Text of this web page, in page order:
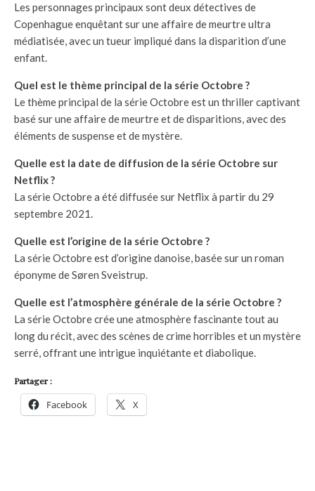
Les personnages principaux sont deux détectives de
Copenhague enquêtant sur une affaire de meurtre ultra
médiatisée, avec un tueur impliqué dans la disparition d’une
enfant.
Quel est le thème principal de la série Octobre ?
Le thème principal de la série Octobre est un thriller captivant
basé sur une affaire de meurtre et de disparitions, avec des
éléments de suspense et de mystère.
Quelle est la date de diffusion de la série Octobre sur
Netflix ?
La série Octobre a été diffusée sur Netflix à partir du 29
septembre 2021.
Quelle est l’origine de la série Octobre ?
La série Octobre est d’origine danoise, basée sur un roman
éponyme de Søren Sveistrup.
Quelle est l’atmosphère générale de la série Octobre ?
La série Octobre crée une atmosphère fascinante tout au
long du récit, avec des scènes de crime horribles et un mystère
serré, offrant une intrigue inquiétante et diabolique.
Partager :
Facebook X